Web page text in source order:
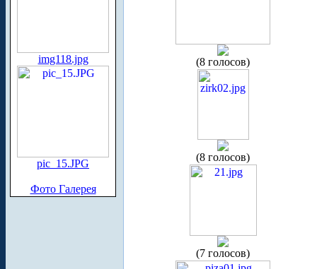
img118.jpg
pic_15.JPG
Фото Галерея
(8 голосов)
(8 голосов)
(7 голосов)